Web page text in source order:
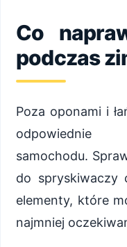
Co
podczas
Poza oponami i
odpowiednie
samochodu.
do spryskiwaczy
elementy, które
najmniej